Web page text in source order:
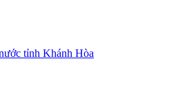
tỉnh Khánh Hòa